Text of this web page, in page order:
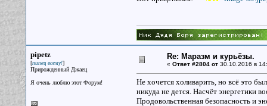
pipetz
[пипец всему!]
Прирожденный Джаец
Я очень люблю этот Форум!
Re: Маразм и курьёзы.
« Ответ #2804 от30.10.2016 в
Не хочется холиварить, но всё это
никуда не дется. Насчёт энергетики
Продовольственная безопасность и